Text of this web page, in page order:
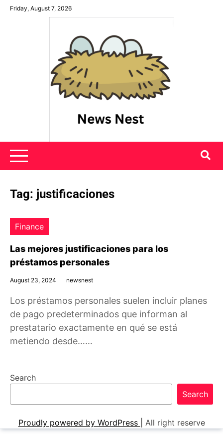
SkipFriday, August 7, 2026
News Nest
Tag: justificaciones
Finance
Las mejores justificaciones para los
préstamos personales
August 23, 2024 newsnest
Los préstamos personales suelen incluir planes
de pago predeterminados que informan al
prestatario exactamente en qué se está
metiendo desde……
Search
Search
Proudly powered by WordPress All right reserve